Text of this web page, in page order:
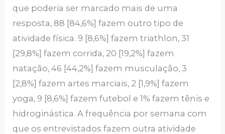
que poderia ser marcado mais de uma
resposta, 88 [84,6%] fazem outro tipo de
atividade física. 9 [8,6%] fazem triathlon, 31
[29,8%] fazem corrida, 20 [19,2%] fazem
natação, 46 [44,2%] fazem musculação, 3
[2,8%] fazem artes marciais, 2 [1,9%] fazem
yoga, 9 [8,6%] fazem futebol e 1% fazem tênis e
hidroginástica. A frequência por semana com
que os entrevistados fazem outra atividade